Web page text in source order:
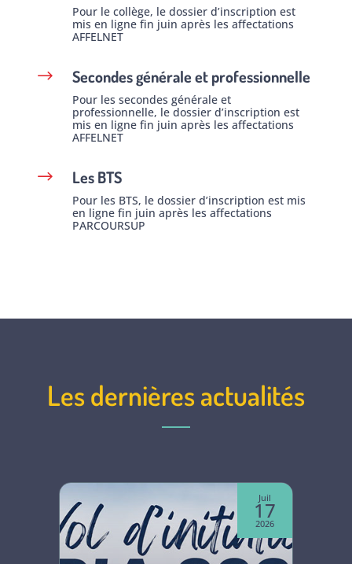
Pour le collège, le dossier d’inscription est
mis en ligne fin juin après les affectations
AFFELNET
$ Secondes générale et professionnelle
Pour les secondes générale et
professionnelle, le dossier d’inscription est
mis en ligne fin juin après les affectations
AFFELNET
$ Les BTS
Pour les BTS, le dossier d’inscription est mis
en ligne fin juin après les affectations
PARCOURSUP
Les dernières actualités
Juil
17
2026